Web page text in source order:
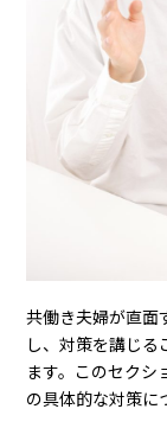
共働き夫婦が直面
し、対策を講じ
ます。このセクシ
の具体的な対策に